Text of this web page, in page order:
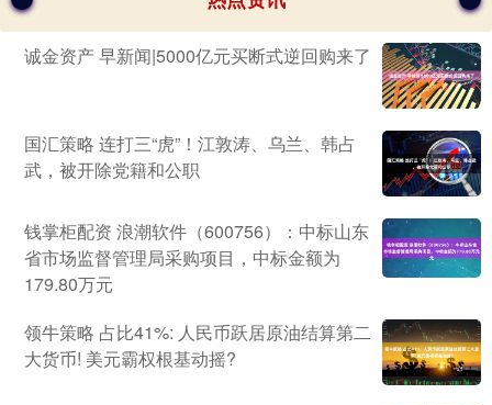
诚金资产 早新闻|5000亿元买断式逆回购来了
国汇策略 连打三“虎”！江敦涛、乌兰、韩占
武，被开除党籍和公职
钱掌柜配资 浪潮软件（600756）：中标山东
省市场监督管理局采购项目，中标金额为
179.80万元
领牛策略 占比41%: 人民币跃居原油结算第二
大货币! 美元霸权根基动摇?